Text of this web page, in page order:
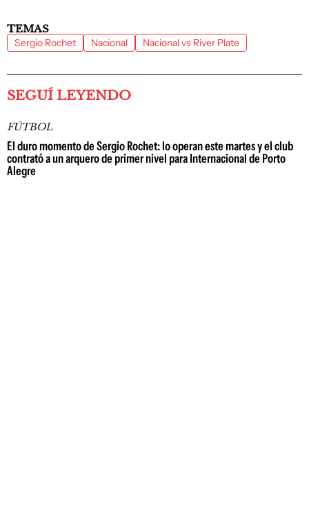
TEMAS
Sergio Rochet Nacional Nacional vs River Plate
SEGUÍ LEYENDO
FÚTBOL
El duro momento de Sergio Rochet: lo operan este martes y el club
contrató a un arquero de primer nivel para Internacional de Porto
Alegre